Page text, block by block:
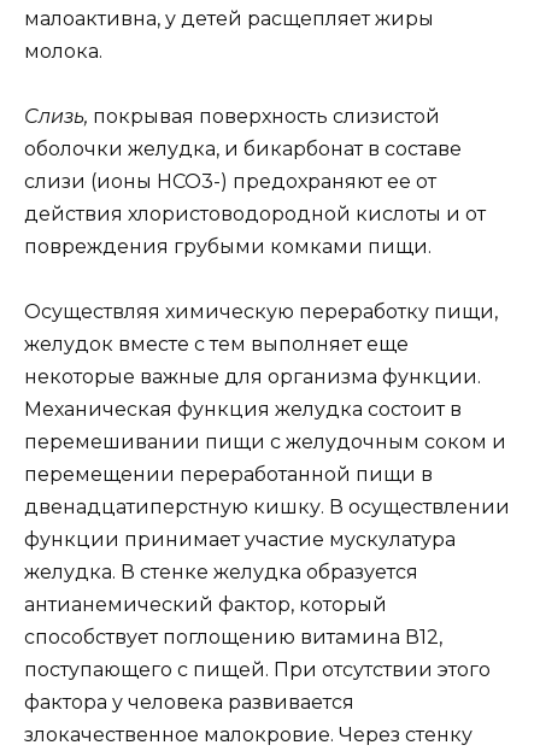
малоактивна, у детей расщепляет жиры
молока.
Слизь, покрывая поверхность слизистой
оболочки желудка, и бикарбонат в составе
слизи (ионы НСО3-) предохраняют ее от
действия хлористоводородной кислоты и от
повреждения грубыми комками пищи.
Осуществляя химическую переработку пищи,
желудок вместе с тем выполняет еще
некоторые важные для организма функции.
Механическая функция желудка состоит в
перемешивании пищи с желудочным соком и
перемещении переработанной пищи в
двенадцатиперстную кишку. В осуществлении
функции принимает участие мускулатура
желудка. В стенке желудка образуется
антианемический фактор, который
способствует поглощению витамина В12,
поступающего с пищей. При отсутствии этого
фактора у человека развивается
злокачественное малокровие. Через стенку